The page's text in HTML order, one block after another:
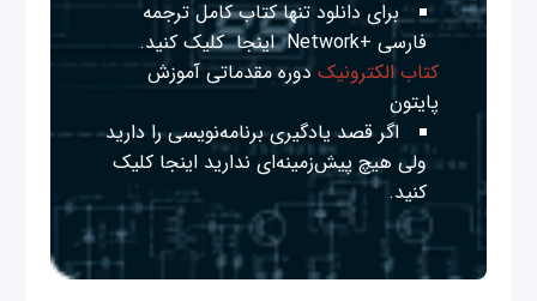
برای دانلود تنها کتاب کامل ترجمه
فارسی +Network
اینجا کلیک کنید.
کتاب الکترونیک دوره مقدماتی آموزش
پایتون
اگر قصد یادگیری برنامه‌نویسی را دارید
ولی هیچ پیش‌زمینه‌ای نداریداینجا کلیک
کنید.